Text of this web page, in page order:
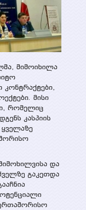
მიმოიხილა
კონტრაქტები,
მისი
რომელიც
კასპიის
ყველაზე
და
გაკეთდა